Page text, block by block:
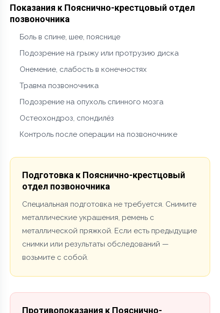
Показания к Пояснично-крестцовый отдел
позвоночника
Боль в спине, шее, пояснице
Подозрение на грыжу или протрузию диска
Онемение, слабость в конечностях
Травма позвоночника
Подозрение на опухоль спинного мозга
Остеохондроз, спондилёз
Контроль после операции на позвоночнике
Подготовка к Пояснично-крестцовый
отдел позвоночника
Специальная подготовка не требуется. Снимите
металлические украшения, ремень с
металлической пряжкой. Если есть предыдущие
снимки или результаты обследований —
возьмите с собой.
Противопоказания к Пояснично-